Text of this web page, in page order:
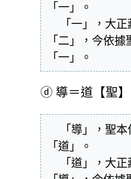
「一」。
「二」，今依
「一」。
ⓓ 導＝道【聖】
「道」。